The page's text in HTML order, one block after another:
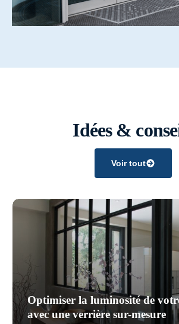
Idées &
Voir tout
Optimiser la luminosité de
avec une verrière sur-mesure